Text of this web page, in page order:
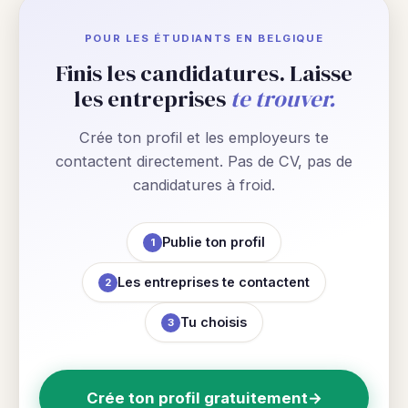
POUR LES ÉTUDIANTS EN BELGIQUE
Finis les candidatures. Laisse
les entreprises te trouver.
Crée ton profil et les employeurs te
contactent directement. Pas de CV, pas de
candidatures à froid.
1 Publie ton profil
2 Les entreprises te contactent
3 Tu choisis
Crée ton profil gratuitement→